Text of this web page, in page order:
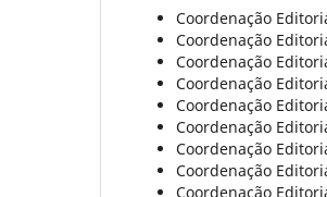
Coordenação
Coordenação
Coordenação
Coordenação
Coordenação
Coordenação
Coordenação
Coordenação
Coordenação